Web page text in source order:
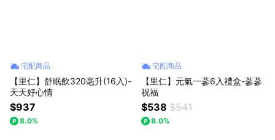
宅配商品
【里仁】舒眠飲320毫升(16入)-
天天好心情
$937
8.0%
宅配商品
【里仁】元氣一蔘6入禮盒-蔘蔘
祝福
$538 $541
8.0%